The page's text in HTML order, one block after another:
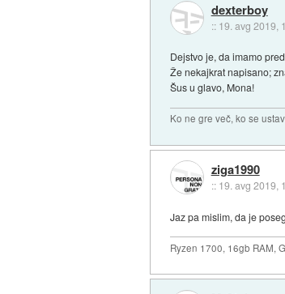
dexterboy
:: 19. avg 2019,
Dejstvo je, da imamo
Že nekajkrat napisano;
Šus u glavo, Mona!
Ko ne gre več, ko se
ziga1990
:: 19. avg 2019,
Jaz pa mislim, da je
Ryzen 1700, 16gb RAM,